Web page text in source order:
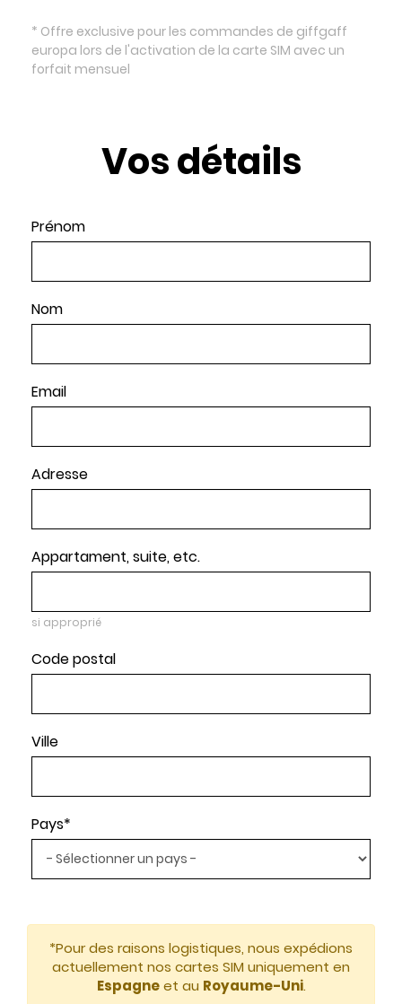
* Offre exclusive pour les commandes de giffgaff
europa lors de l'activation de la carte SIM avec un
forfait mensuel
Vos détails
Prénom
Nom
Email
Adresse
Appartament, suite, etc.
si approprié
Code postal
Ville
Pays*
*Pour des raisons logistiques, nous expédions
actuellement nos cartes SIM uniquement en
Espagneet au Royaume-Uni.